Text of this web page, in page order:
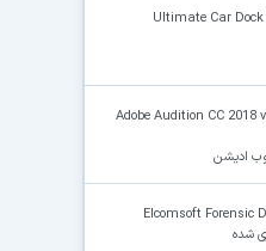
Ultimate Car
Adobe Audition CC 2018
ادیشن
Elcomsoft Forensic
شده